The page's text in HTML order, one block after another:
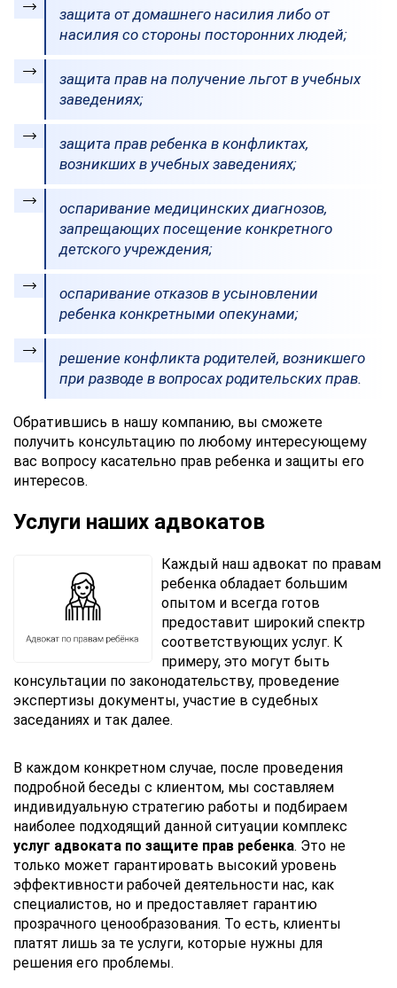
защита от домашнего насилия либо от
насилия со стороны посторонних людей;
защита прав на получение льгот в учебных
заведениях;
защита прав ребенка в конфликтах,
возникших в учебных заведениях;
оспаривание медицинских диагнозов,
запрещающих посещение конкретного
детского учреждения;
оспаривание отказов в усыновлении
ребенка конкретными опекунами;
решение конфликта родителей, возникшего
при разводе в вопросах родительских прав.
Обратившись в нашу компанию, вы сможете
получить консультацию по любому интересующему
вас вопросу касательно прав ребенка и защиты его
интересов.
Услуги наших адвокатов
Каждый наш адвокат по правам
ребенка обладает большим
опытом и всегда готов
предоставит широкий спектр
соответствующих услуг. К
примеру, это могут быть
консультации по законодательству, проведение
экспертизы документы, участие в судебных
заседаниях и так далее.
В каждом конкретном случае, после проведения
подробной беседы с клиентом, мы составляем
индивидуальную стратегию работы и подбираем
наиболее подходящий данной ситуации комплекс
услуг адвоката по защите прав ребенка. Это не
только может гарантировать высокий уровень
эффективности рабочей деятельности нас, как
специалистов, но и предоставляет гарантию
прозрачного ценообразования. То есть, клиенты
платят лишь за те услуги, которые нужны для
решения его проблемы.